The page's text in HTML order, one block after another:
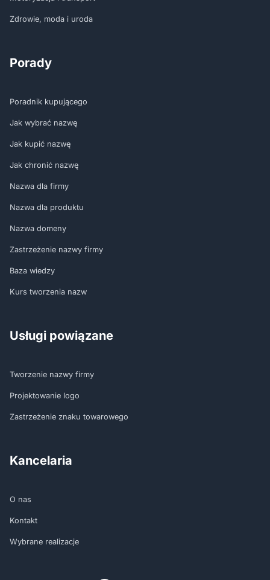
Zdrowie, moda i uroda
Porady
Poradnik kupującego
Jak wybrać nazwę
Jak kupić nazwę
Jak chronić nazwę
Nazwa dla firmy
Nazwa dla produktu
Nazwa domeny
Zastrzeżenie nazwy firmy
Baza wiedzy
Kurs tworzenia nazw
Usługi powiązane
Tworzenie nazwy firmy
Projektowanie logo
Zastrzeżenie znaku towarowego
Kancelaria
O nas
Kontakt
Wybrane realizacje